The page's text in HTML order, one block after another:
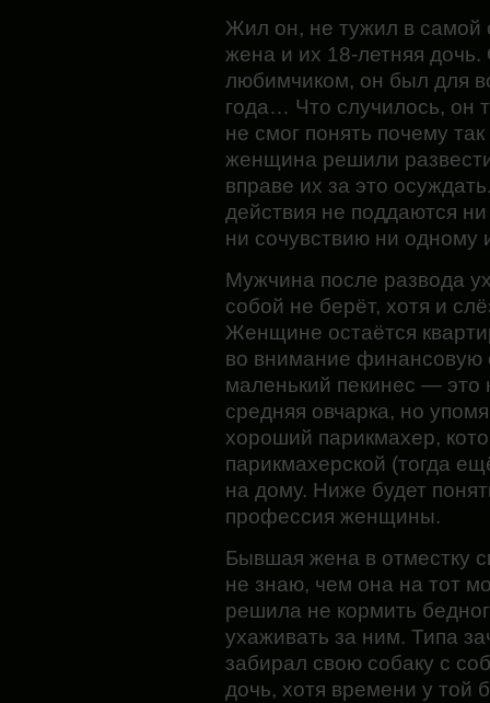
Жил он, не тужил в
жена и их 18-летняя
любимчиком, он был для
года… Что случилось, он
не смог понять почему
женщина решили
вправе их за это
действия не поддаются
ни сочувствию ни одному
Мужчина после развода
собой не берёт, хотя и
Женщине остаётся
во внимание финансовую
маленький пекинес —
средняя овчарка, но
хороший парикмахер,
парикмахерской (тогда
на дому. Ниже будет
профессия женщины.
Бывшая жена в отместку
не знаю, чем она на тот
решила не кормить
ухаживать за ним. Типа
забирал свою собаку с
дочь, хотя времени у той